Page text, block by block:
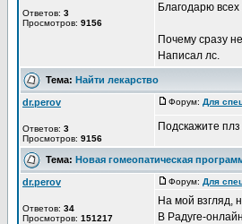
Ответов: 3
Просмотров: 9156
Благодарю всех
Почему сразу
Написал лс.
Тема: Найти лекарство
dr.perov
Ответов: 3
Просмотров: 9156
Форум: Для
Подскажите
Тема: Новая гомеопатическая
dr.perov
Ответов: 34
Просмотров: 151217
Форум: Для
На мой взгляд,
В Радуге-